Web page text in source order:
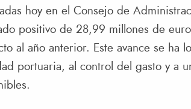
hoy en el Consejo de
positivo de 28,99 millones de
al año anterior. Este avance se ha
portuaria, al control del gasto y a